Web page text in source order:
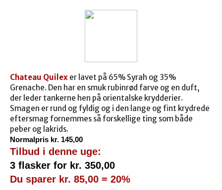
Chateau Quilex er lavet på 65% Syrah og 35%
Grenache. Den har en smuk rubinrød farve og en duft,
der leder tankerne hen på orientalske krydderier.
Smagen er rund og fyldig og i den lange og fint krydrede
eftersmag fornemmes så forskellige ting som både
peber og lakrids.
Normalpris kr. 145,00
Tilbud i denne uge:
3 flasker for kr. 350,00
Du sparer kr. 85,00 = 20%